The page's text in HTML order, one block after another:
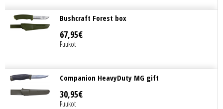
Bushcraft Forest box
67,95€
Puukot
Companion HeavyDuty MG gift
30,95€
Puukot